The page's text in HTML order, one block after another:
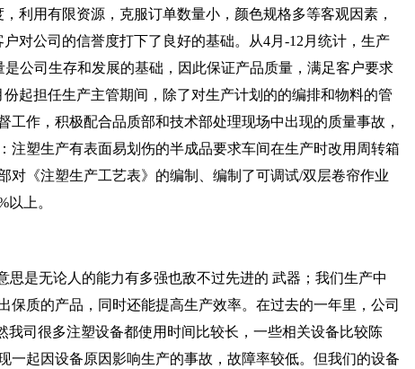
利用有限资源，克服订单数量小，颜色规格多等客观因素，
对公司的信誉度打下了良好的基础。从4月-12月统计，生产
公司生存和发展的基础，因此保证产品质量，满足客户要求
起担任生产主管期间，除了对生产计划的的编排和物料的管
工作，积极配合品质部和技术部处理现场中出现的质量事故，
注塑生产有表面易划伤的半成品要求车间在生产时改用周转箱
对《注塑生产工艺表》的编制、编制了可调试/双层卷帘作业
上。
思是无论人的能力有多强也敌不过先进的 武器；我们生产中
保质的产品，同时还能提高生产效率。在过去的一年里，公司
我司很多注塑设备都使用时间比较长，一些相关设备比较陈
一起因设备原因影响生产的事故，故障率较低。但我们的设备